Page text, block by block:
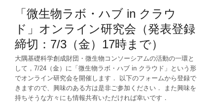
「微生物ラボ・ハブ in クラウ
ド」オンライン研究会（発表登録
締切：7/3（金）17時まで）
大隅基礎科学創成財団・微生物コンソーシアムの活動の一環と
して，7/24（金）に「微生物ラボ・ハブ in クラウド」という形
でオンライン研究会を開催します． 以下のフォームから登録で
きますので、興味のある方は是非ご参加ください． また興味を
持ちそうな方々にも情報共有いただければ幸いです．